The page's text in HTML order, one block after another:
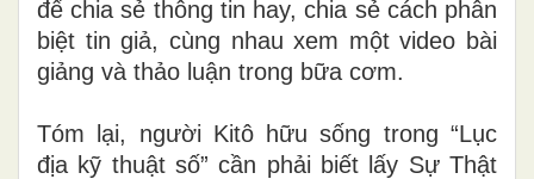
để chia sẻ thông tin hay, chia sẻ cách phân
biệt tin giả, cùng nhau xem một video bài
giảng và thảo luận trong bữa cơm.
Tóm lại, người Kitô hữu sống trong “Lục
địa kỹ thuật số” cần phải biết lấy Sự Thật